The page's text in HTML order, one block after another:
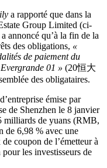
a rapporté que dans la
Group Limited (ci-
annoncé qu’à la fin de la
des obligations, «
de paiement du
01 » (20恒大
des obligataires.
émise par
de Shenzhen le 8 janvier
milliards de yuans (RMB,
de 6,98 % avec une
coupon de l’émetteur à
les investisseurs de